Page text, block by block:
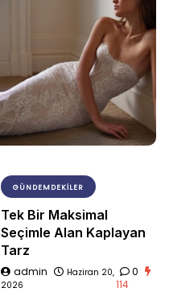
GÜNDEMDEKILER
Tek Bir Maksimal
Seçimle Alan Kaplayan
Tarz
admin
Haziran 20,
2026
0
114